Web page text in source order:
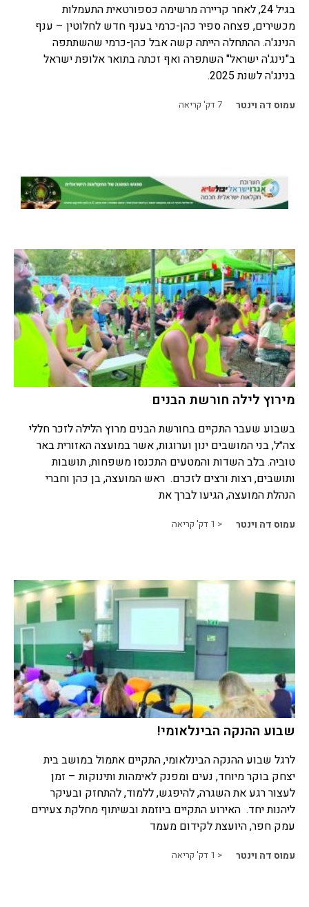
בגיל 24, לאחר קריירה מרשימה כספורטאית התעמלות
מכשירים, פצחה ספיר כהן-כרמי בענף חדש לחלוטין – ענף
הנינג'ה. ההתחלה הייתה קשה אבל כהן-כרמי שהשתתפה
ב"נינג'ה ישראל" השתפרה ואף זכתה בתואר אלופת ישראל
בנינג'ה לשנת 2025.
עמוס דה וינטר 7דק' קריאה
מירוץ לילה חורשת הבנים
בשבוע שעבר התקיים בחורשת הבנים מרוץ הלילה לזכר חללי
צה״ל, בני המושבים ינון וערוגות, אשר במועצה האזורית באר
טוביה. בלב השדות והמטעים התכנסו משפחות, תושבות
ותושבים, רצות ורצים לזכרם. ראש המועצה, בן כהן וחברי
הנהלת המועצה, הגיעו לברך את
עמוס דה וינטר < 1 דק' קריאה
שבוע ההנקה הבינלאומי!
לרגל שבוע ההנקה הבינלאומי, התקיים אתמול במושב בית
יצחק בוקר מיוחד, נעים ומפנק לאימהות ותינוקות – זמן
לעצור רגע את השגרה, להיפגש, ללמוד, להתחזק ובעיקר
ליהנות יחד. האירוע התקיים ביוזמת ובשיתוף מחלקת צעירים
עמק חפר, היועצת לקידום מעמד
עמוס דה וינטר < 1 דק' קריאה